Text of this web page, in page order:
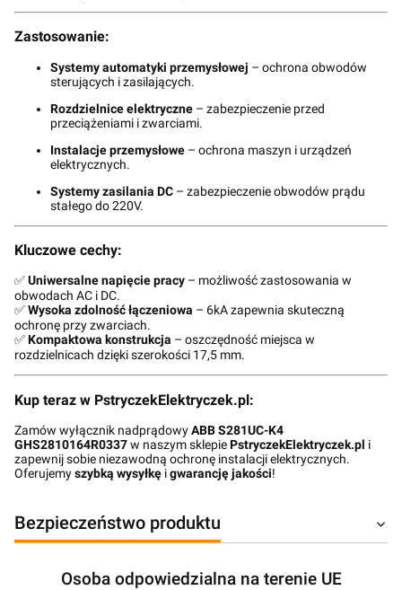
Zastosowanie:
Systemy automatyki przemysłowej – ochrona obwodów
sterujących i zasilających.
Rozdzielnice elektryczne – zabezpieczenie przed
przeciążeniami i zwarciami.
Instalacje przemysłowe – ochrona maszyn i urządzeń
elektrycznych.
Systemy zasilania DC – zabezpieczenie obwodów prądu
stałego do 220V.
Kluczowe cechy:
✅Uniwersalne napięcie pracy – możliwość zastosowania w
obwodach AC i DC.
✅Wysoka zdolność łączeniowa – 6kA zapewnia skuteczną
ochronę przy zwarciach.
✅Kompaktowa konstrukcja – oszczędność miejsca w
rozdzielnicach dzięki szerokości 17,5 mm.
Kup teraz w PstryczekElektryczek.pl:
Zamów wyłącznik nadprądowyABB S281UC-K4
GHS2810164R0337w naszym sklepiePstryczekElektryczek.pl i
zapewnij sobie niezawodną ochronę instalacji elektrycznych.
Oferujemyszybką wysyłkę igwarancję jakości!
Bezpieczeństwo produktu
Osoba odpowiedzialna na terenie UE